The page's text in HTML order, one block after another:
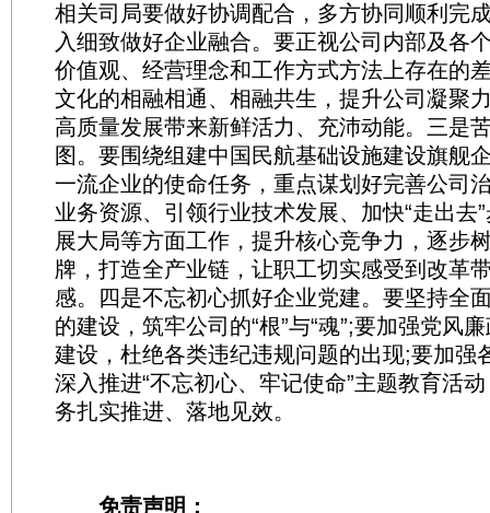
相关司局要做好协调配合，多方协同顺利完
入细致做好企业融合。要正视公司内部及各
价值观、经营理念和工作方式方法上存在的
文化的相融相通、相融共生，提升公司凝聚
高质量发展带来新鲜活力、充沛动能。三是
图。要围绕组建中国民航基础设施建设旗舰
一流企业的使命任务，重点谋划好完善公司
业务资源、引领行业技术发展、加快“走出去
展大局等方面工作，提升核心竞争力，逐步
牌，打造全产业链，让职工切实感受到改革
感。四是不忘初心抓好企业党建。要坚持全
的建设，筑牢公司的“根”与“魂”;要加强党风
建设，杜绝各类违纪违规问题的出现;要加强
深入推进“不忘初心、牢记使命”主题教育活
务扎实推进、落地见效。
免责声明：